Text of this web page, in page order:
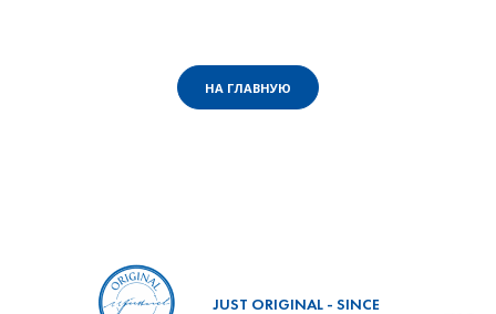
НА ГЛАВНУЮ
JUST ORIGINAL - SINCE